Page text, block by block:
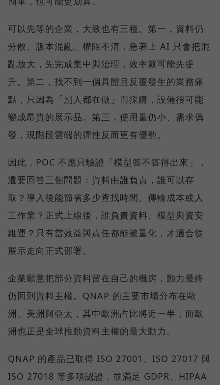
可以先等的企業，大致也有三種。第一，資料仍
分散、版本混亂、權限不清，急著上 AI 只會把混
亂放大，先完成集中與治理，效率就可能先提
升。第二，找不到一個具體且反覆發生的業務痛
點，只因為「別人都在做」而採購，設備很可能
變成昂貴的展示品。第三，使用量仍小、需求偶
發，現階段雲端的彈性反而更有優勢。
因此，POC 不應只驗證「模型答不答得出來」，
還要回答三個問題：資料由誰負責，誰可以存
取？導入後能節省多少查找時間、傳輸成本或人
工作業？正式上線後，誰負責資料、模型與資安
維運？只有當效益與責任都能被量化，才適合從
展示走向正式部署。
企業願意把部分資料留在自己的機房，動力最終
仍回到資料主權。QNAP 的主要市場分布在歐
洲、美洲與亞太，其中歐洲占比將近一半，而歐
洲也正是全球推動資料主權的最大動力。
QNAP 的產品已取得 ISO 27001、ISO 27017 與
ISO 27018 等多項認證，並滿足 GDPR、HIPAA